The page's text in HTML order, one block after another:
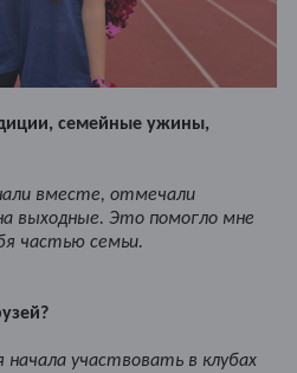
семейные ужины,
вместе, отмечали
выходные. Это помогло мне
частью семьи.
начала участвовать в клубах